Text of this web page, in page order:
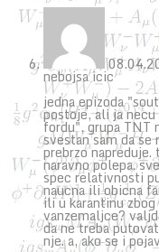
nebojsa icic
jedna epizoda
postoje, ali ja
fordu", grupa TNT
svestan sam da
prebrzo
naravno polepa.
spec relativnosti
naucna ili obicna
ili u karantinu
vanzemaljce?
da ne treba
nje. a, ako se i